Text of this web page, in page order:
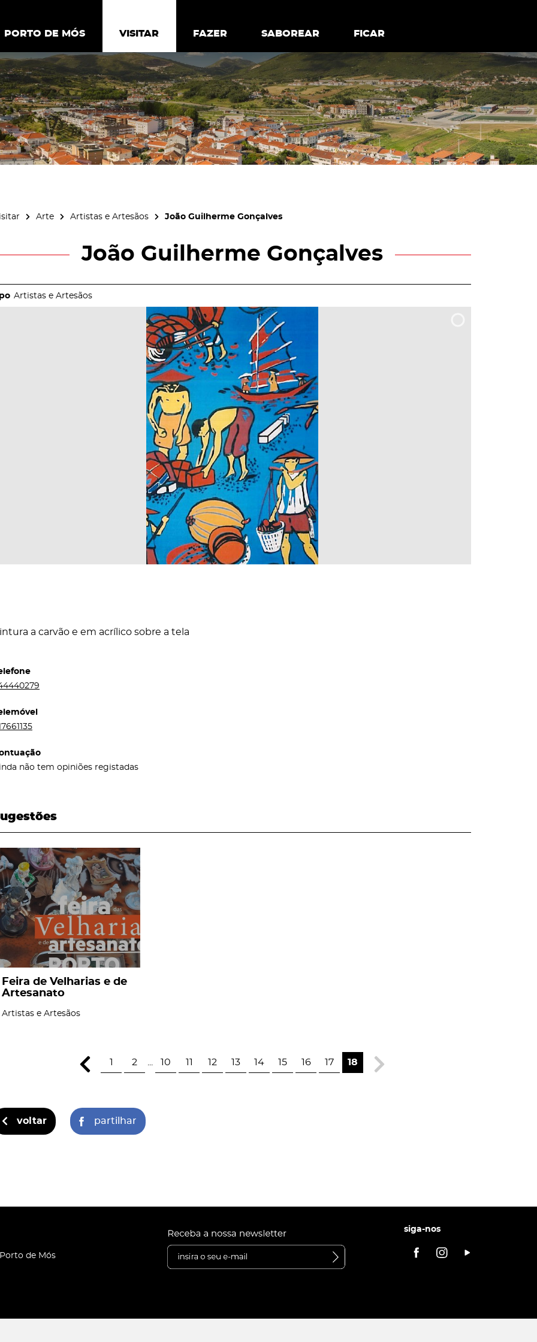
PORTO DE MÓS
VISITAR FAZER SABOREAR FICAR
PORTO DE MÓS VISITAR FAZER SABOREAR FICAR
Arte Artistas e Artesãos João Guilherme Gonçalves
João Guilherme Gonçalves
Artistas e Artesãos
a carvão e em acrílico sobre a tela
não tem opiniões registadas
Feira de Velharias e de
Artesanato
Artistas e Artesãos
1 2 10 11 12 13 14 15 16 17 18
voltar partilhar
de Mós
siga-nos